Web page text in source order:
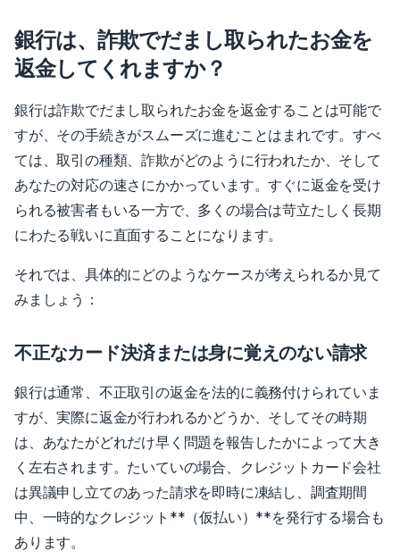
銀行は、詐欺でだまし取られたお金を
返金してくれますか？
銀行は詐欺でだまし取られたお金を返金することは可能で
すが、その手続きがスムーズに進むことはまれです。すべ
ては、取引の種類、詐欺がどのように行われたか、そして
あなたの対応の速さにかかっています。すぐに返金を受け
られる被害者もいる一方で、多くの場合は苛立たしく長期
にわたる戦いに直面することになります。
それでは、具体的にどのようなケースが考えられるか見て
みましょう：
不正なカード決済または身に覚えのない請求
銀行は通常、不正取引の返金を法的に義務付けられていま
すが、実際に返金が行われるかどうか、そしてその時期
は、あなたがどれだけ早く問題を報告したかによって大き
く左右されます。たいていの場合、クレジットカード会社
は異議申し立てのあった請求を即時に凍結し、調査期間
中、一時的なクレジット**（仮払い）**を発行する場合も
あります。